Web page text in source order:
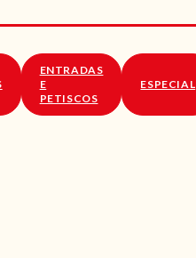
NÓS
ENTRADAS
E
PETISCOS
ESPECIAL